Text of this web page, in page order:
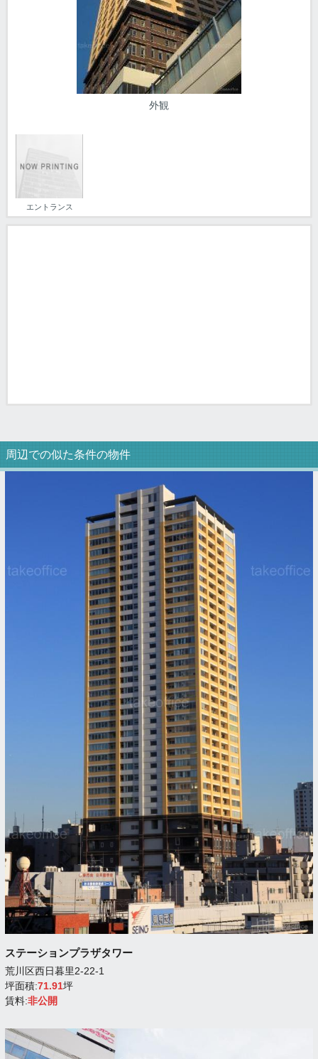
外観
エントランス
周辺での似た条件の物件
ステーションプラザタワー
荒川区西日暮里2-22-1
坪面積:71.91坪
賃料:非公開